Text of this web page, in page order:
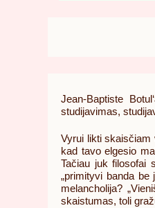
Jean-Baptiste
studijavimas,
Vyrui likti skaisčiam
kad tavo elgesio
Tačiau juk filosofai
„primityvi banda
melancholija?
skaistumas, toli